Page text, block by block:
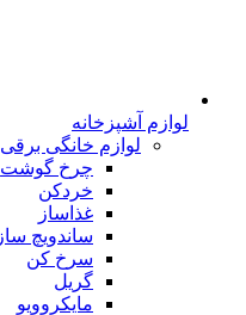
لوازم آشپزخانه
لوازم خانگی برقی
چرخ گوشت
خردکن
غذاساز
ساندویچ ساز
سرخ کن
گریل
مایکروویو